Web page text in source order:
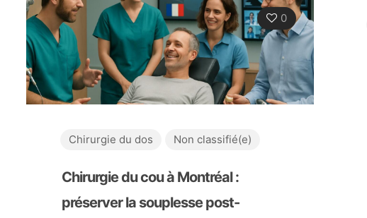
0
Chirurgie du dos Non classifié(e)
Chirurgie du cou à Montréal :
préserver la souplesse post-